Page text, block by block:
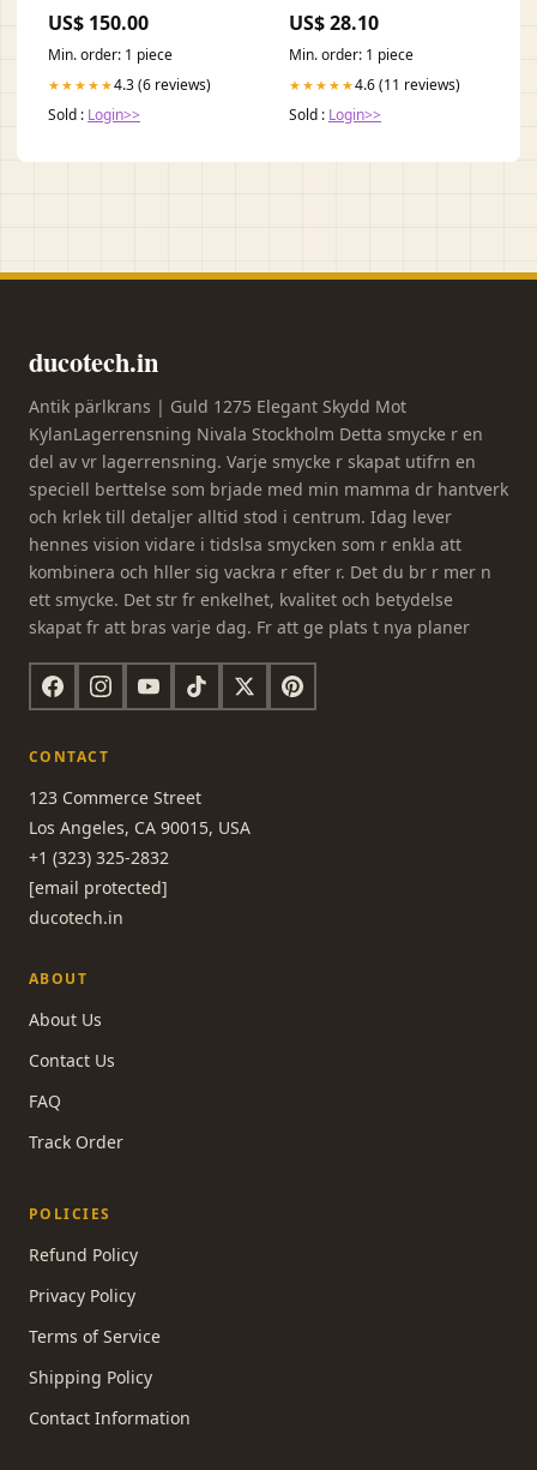
US$ 150.00
Min. order: 1 piece
★★★★★4.3 (6 reviews)
Sold : Login>>
Therapy Pricing: Options &
Costs CJC-1295 + Ipamorelin
Blend
US$ 28.10
Min. order: 1 piece
★★★★★4.6 (11 reviews)
Sold : Login>>
ducotech.in
Antik pärlkrans | Guld 1275 Elegant Skydd Mot
KylanLagerrensning Nivala Stockholm Detta smycke r en
del av vr lagerrensning. Varje smycke r skapat utifrn en
speciell berttelse som brjade med min mamma dr hantverk
och krlek till detaljer alltid stod i centrum. Idag lever
hennes vision vidare i tidslsa smycken som r enkla att
kombinera och hller sig vackra r efter r. Det du br r mer n
ett smycke. Det str fr enkelhet, kvalitet och betydelse
skapat fr att bras varje dag. Fr att ge plats t nya planer
CONTACT
123 Commerce Street
Los Angeles, CA 90015, USA
+1 (323) 325-2832
[email protected]
ducotech.in
ABOUT
About Us
Contact Us
FAQ
Track Order
POLICIES
Refund Policy
Privacy Policy
Terms of Service
Shipping Policy
Contact Information